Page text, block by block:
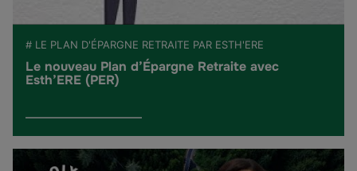
# LE PLAN D'ÉPARGNE RETRAITE PAR ESTH'ERE
Le nouveau Plan d’Épargne Retraite avec
Esth’ERE (PER)